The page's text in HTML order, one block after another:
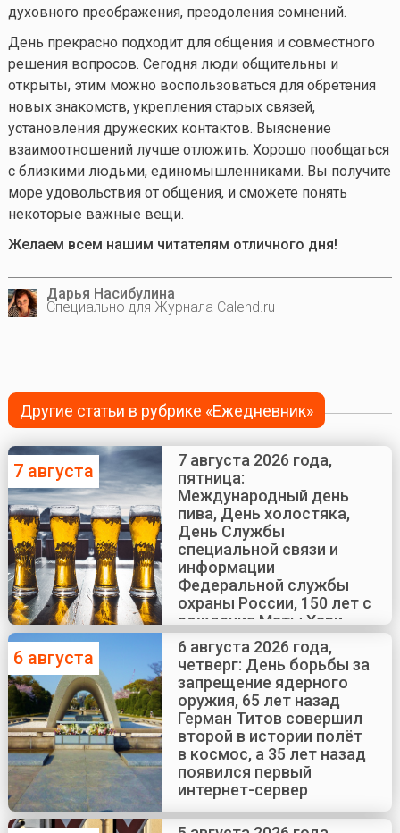
духовного преображения, преодоления сомнений.
День прекрасно подходит для общения и совместного
решения вопросов. Сегодня люди общительны и
открыты, этим можно воспользоваться для обретения
новых знакомств, укрепления старых связей,
установления дружеских контактов. Выяснение
взаимоотношений лучше отложить. Хорошо пообщаться
с близкими людьми, единомышленниками. Вы получите
море удовольствия от общения, и сможете понять
некоторые важные вещи.
Желаем всем нашим читателям отличного дня!
Дарья Насибулина
Специально для Журнала Calend.ru
Другие статьи в рубрике «Ежедневник»
7 августа
7 августа 2026 года,
пятница:
Международный день
пива, День холостяка,
День Службы
специальной связи и
информации
Федеральной службы
охраны России, 150 лет с
рождения Маты Хари
6 августа
6 августа 2026 года,
четверг: День борьбы за
запрещение ядерного
оружия, 65 лет назад
Герман Титов совершил
второй в истории полёт
в космос, а 35 лет назад
появился первый
интернет-сервер